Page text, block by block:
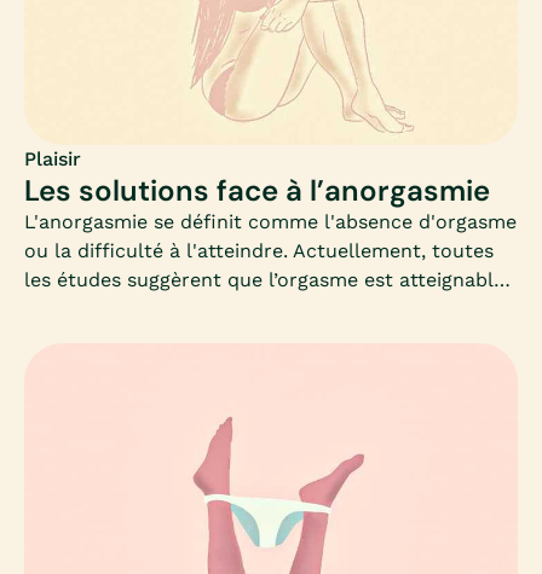
Plaisir
Les solutions face à l’anorgasmie
L'anorgasmie se définit comme l'absence d'orgasme
ou la difficulté à l'atteindre. Actuellement, toutes
les études suggèrent que l’orgasme est atteignable
serait plutôt liée à une mauvaise connaissance de
soi, un manque de communication avec le/la
partenaire, certaines maladresses du/des
partenaires, un manque d’expérience ou encore une
mauvaise éducation sexuelle. L’anorgasmie